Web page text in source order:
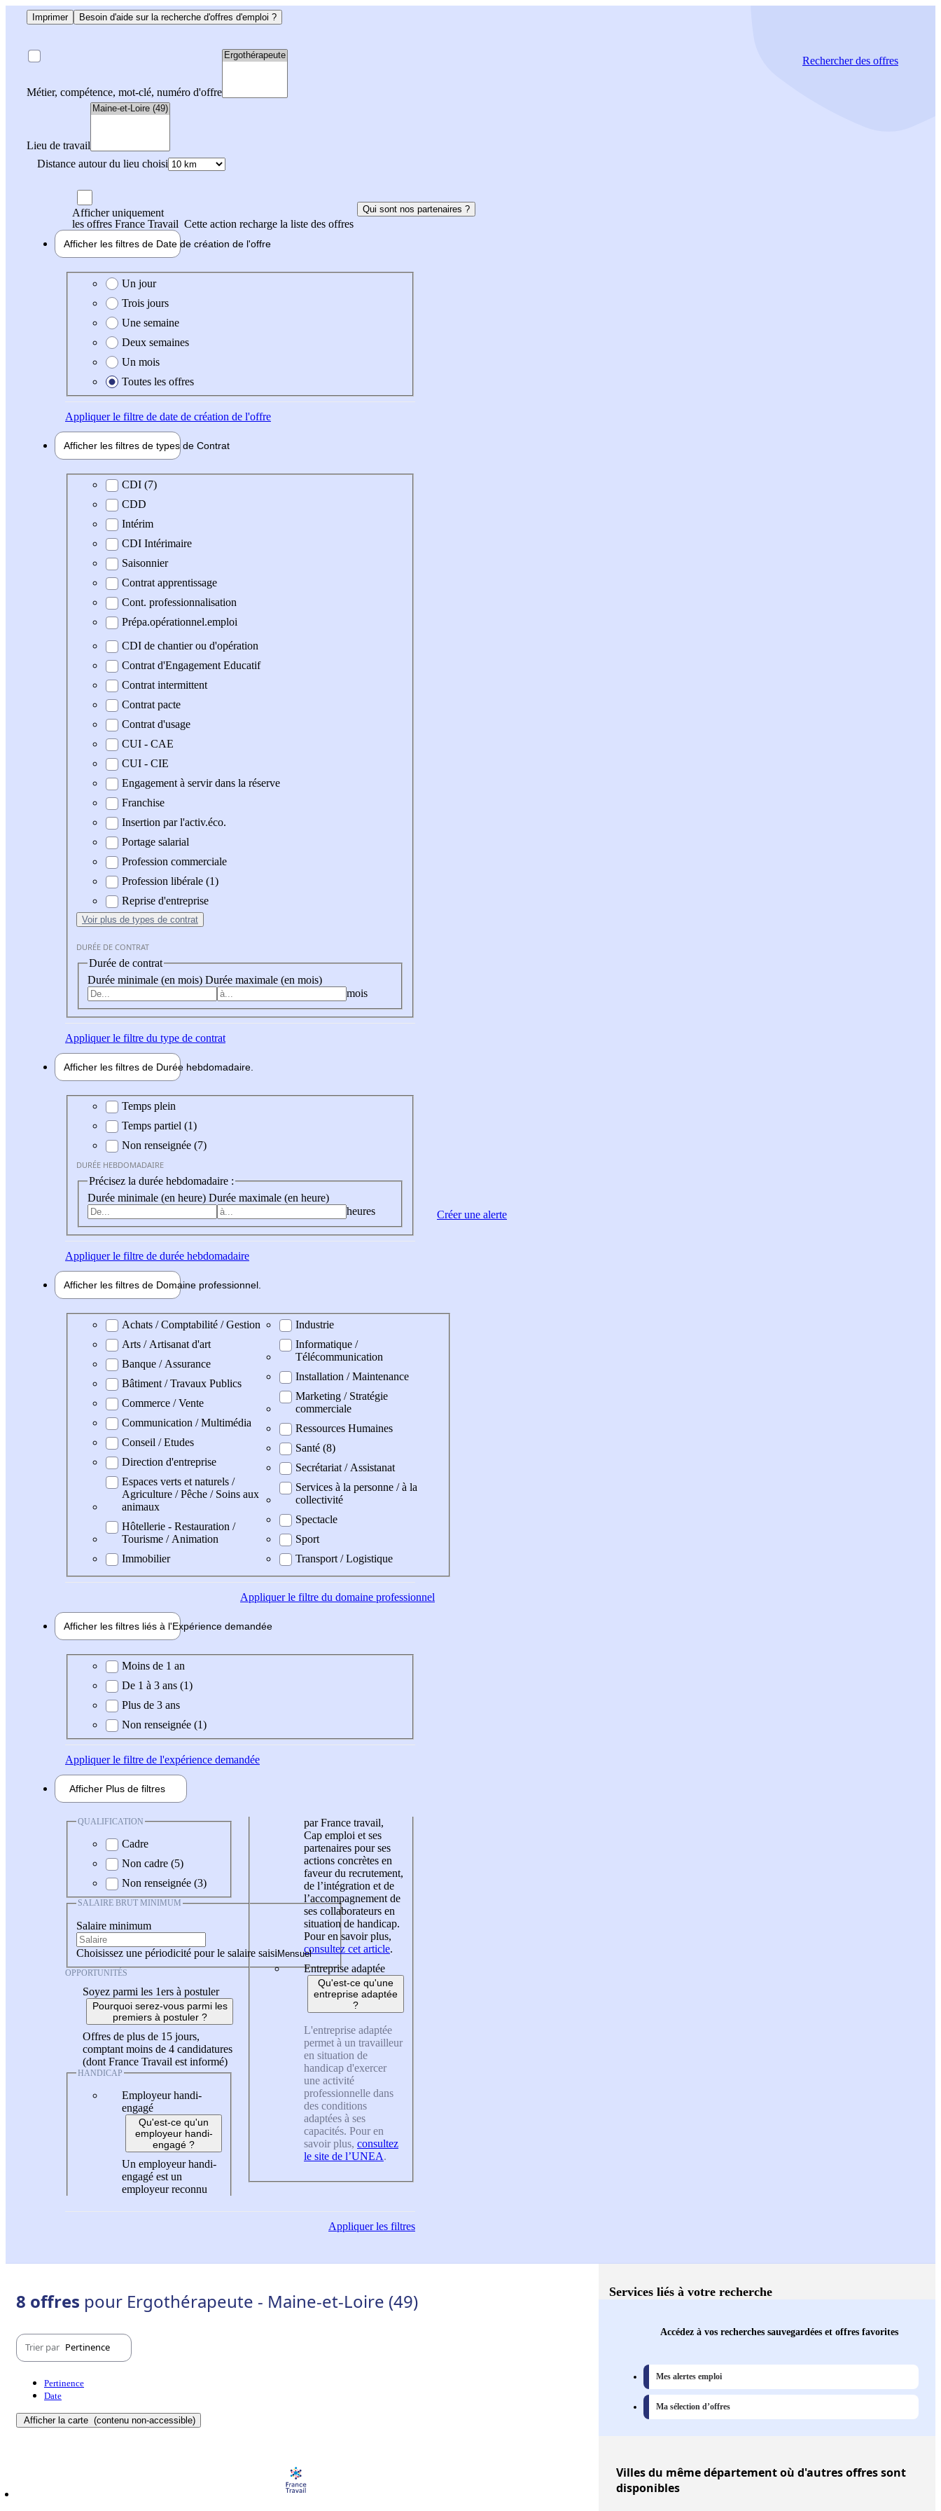
Imprimer Besoin d'aide sur la recherche d'offres d'emploi ?
Métier, compétence, mot-clé, numéro d'offre
Lieu de travail
Distance autour du lieu choisi
Rechercherdes offres
Afficher uniquement
les offres France Travail Cette action recharge la liste des offres
Qui sont nos partenaires ?
Afficher les filtres de Date de création de l'offre
Date de création de l'offre
Un jour
Trois jours
Une semaine
Deux semaines
Un mois
Toutes les offres
Appliquerle filtre de date de création de l'offre
Afficher les filtres de types de Contrat
Type de contrat
CDI (7)
CDD
Intérim
CDI Intérimaire
Saisonnier
Contrat apprentissage
Cont. professionnalisation
Prépa.opérationnel.emploi
CDI de chantier ou d'opération
Contrat d'Engagement Educatif
Contrat intermittent
Contrat pacte
Contrat d'usage
CUI - CAE
CUI - CIE
Engagement à servir dans la réserve
Franchise
Insertion par l'activ.éco.
Portage salarial
Profession commerciale
Profession libérale (1)
Reprise d'entreprise
Voir plus de types de contrat
DURÉE DE CONTRAT
Durée de contrat
Durée minimale (en mois) Durée maximale (en mois)
mois
Appliquerle filtre du type de contrat
Afficher les filtres de Durée hebdomadaire
Durée hebdomadaire
Temps plein
Temps partiel (1)
Non renseignée (7)
DURÉE HEBDOMADAIRE
Précisez la durée hebdomadaire :
Durée minimale (en heure) Durée maximale (en heure)
heures
Appliquerle filtre de durée hebdomadaire
Afficher les filtres de Domaine professionnel
Domaine professionel
Achats / Comptabilité / Gestion
Arts / Artisanat d'art
Banque / Assurance
Bâtiment / Travaux Publics
Commerce / Vente
Communication / Multimédia
Conseil / Etudes
Direction d'entreprise
Espaces verts et naturels /
Agriculture / Pêche / Soins aux
animaux
Hôtellerie - Restauration /
Tourisme / Animation
Immobilier
Industrie
Informatique /
Télécommunication
Installation / Maintenance
Marketing / Stratégie
commerciale
Ressources Humaines
Santé (8)
Secrétariat / Assistanat
Services à la personne / à la
collectivité
Spectacle
Sport
Transport / Logistique
Appliquerle filtre du domaine professionnel
Afficher les filtres liés à l'Expérience demandée
Expérience demandée
Moins de 1 an
De 1 à 3 ans (1)
Plus de 3 ans
Non renseignée (1)
Appliquerle filtre de l'expérience demandée
Afficher Plus de filtres
QUALIFICATION
Cadre
Non cadre (5)
Non renseignée (3)
SALAIRE BRUT MINIMUM
Salaire minimum
Choisissez une périodicité pour le salaire saisi
OPPORTUNITÉS
Soyez parmi les 1ers à postuler
Pourquoi serez-vous parmi les
premiers à postuler ?
Offres de plus de 15 jours,
comptant moins de 4 candidatures
(dont France Travail est informé)
HANDICAP
Employeur handi-
engagé
Qu'est-ce qu'un
employeur handi-
engagé ?
Un employeur handi-
engagé est un
employeur reconnu
par France travail,
Cap emploi et ses
partenaires pour ses
actions concrètes en
faveur du recrutement,
de l’intégration et de
l’accompagnement de
ses collaborateurs en
situation de handicap.
Pour en savoir plus,
consultez cet article.
Entreprise adaptée
Qu'est-ce qu'une
entreprise adaptée
?
L'entreprise adaptée
permet à un travailleur
en situation de
handicap d'exercer
une activité
professionnelle dans
des conditions
adaptées à ses
capacités. Pour en
savoir plus, consultez
le site de l’UNEA.
Appliquerles filtres
Créer une alerte
8 offres pour Ergothérapeute - Maine-et-Loire (49)
Trier par Pertinence
Pertinence
Date
Afficher la carte (contenu non-accessible)
Services liés à votre recherche
Accédez à vos recherches sauvegardées et offres favorites
Mes alertes emploi
Ma sélection d’offres
Villesdu même département où d'autres offres sont
disponibles